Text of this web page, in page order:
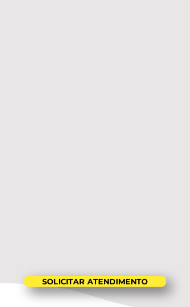
SOLICITAR ATENDIMENTO